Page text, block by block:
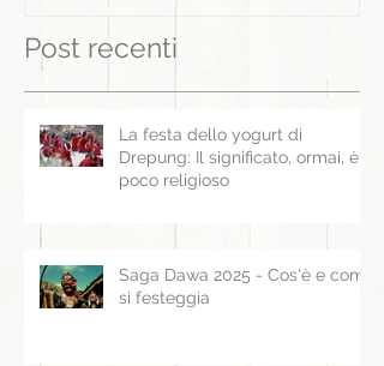
Post recenti
La festa dello yogurt di
Drepung: Il significato, ormai, è
poco religioso
Saga Dawa 2025 - Cos'è e come
si festeggia